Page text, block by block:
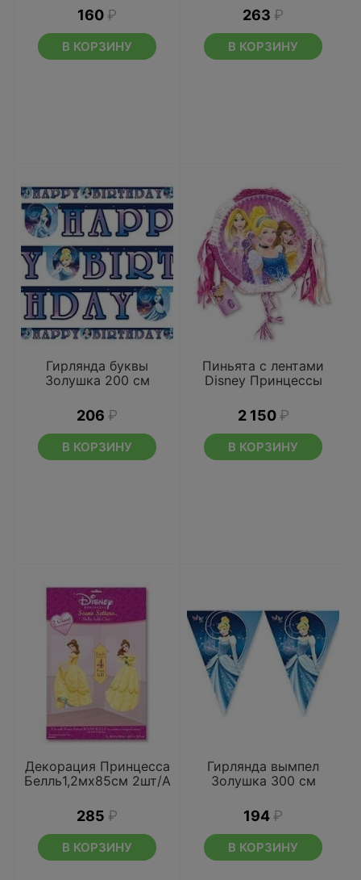
160 ₽
В КОРЗИНУ
263 ₽
В КОРЗИНУ
Гирлянда буквы
Золушка 200 см
206 ₽
В КОРЗИНУ
Пиньята с лентами
Disney Принцессы
2 150 ₽
В КОРЗИНУ
Декорация Принцесса
Белль1,2мх85см 2шт/А
285 ₽
В КОРЗИНУ
Гирлянда вымпел
Золушка 300 см
194 ₽
В КОРЗИНУ